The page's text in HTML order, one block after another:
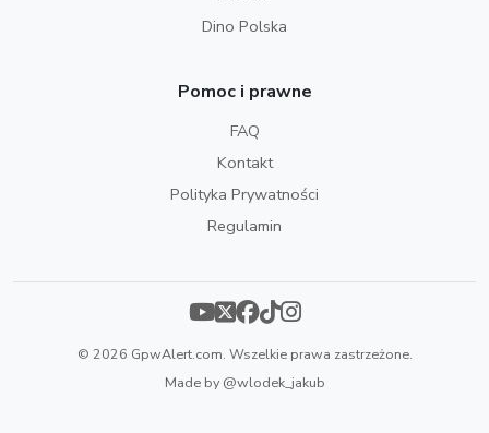
Dino Polska
Pomoc i prawne
FAQ
Kontakt
Polityka Prywatności
Regulamin
© 2026 GpwAlert.com. Wszelkie prawa zastrzeżone.
Made by@wlodek_jakub